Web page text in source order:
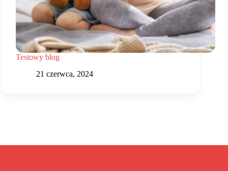
Testowy blog
21 czerwca, 2024